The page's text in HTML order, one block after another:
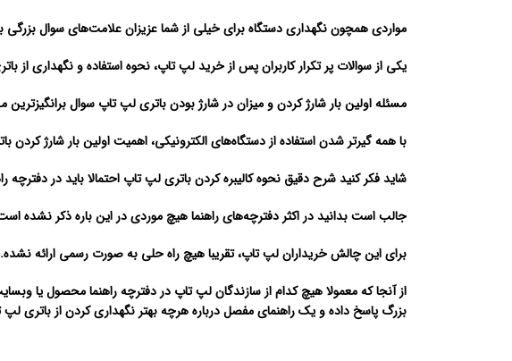
مواردی همچون نگهداری دستگاه برای خیلی از شما عزیزان علامت‌های سوال بزرگی
یکی از سوالات پر تکرار کاربران پس از خرید لپ تاپ، نحوه استفاده و نگهداری از
مسئله اولین بار شارژ کردن و میزان در شارژ بودن باتری لپ تاپ سوال برانگیزترین
با همه گیر‌تر شدن استفاده از دستگاه‌های الکترونیکی، اهمیت اولین بار شارژ کردن
شاید فکر کنید شرح دقیق نحوه کالیبره کردن باتری لپ تاپ احتمالا باید در دفترچه
جالب است بدانید در اکثر دفترچه‌های راهنما هیچ موردی در این باره ذکر نشده
برای این چالش خریداران لپ تاپ، تقریبا هیچ راه حلی به صورت رسمی ارائه نشده.
از آنجا که معمولا هیچ کدام از سازندگان لپ تاپ در دفترچه راهنما محصول یا
بزرگ پاسخ داده و یک راهنمای مفصل درباره هرچه بهتر نگهداری کردن از باتری لپ